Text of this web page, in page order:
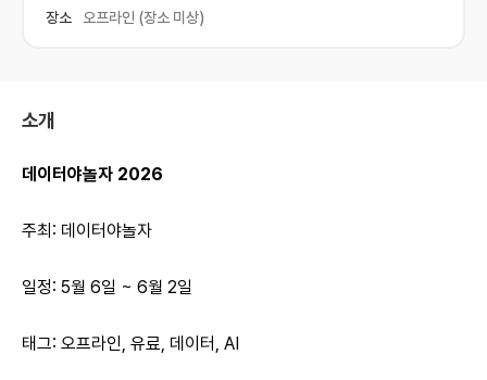
장소
오프라인 (장소 미상)
소개
데이터야놀자 2026
주최: 데이터야놀자
일정: 5월 6일 ~ 6월 2일
태그: 오프라인, 유료, 데이터, AI